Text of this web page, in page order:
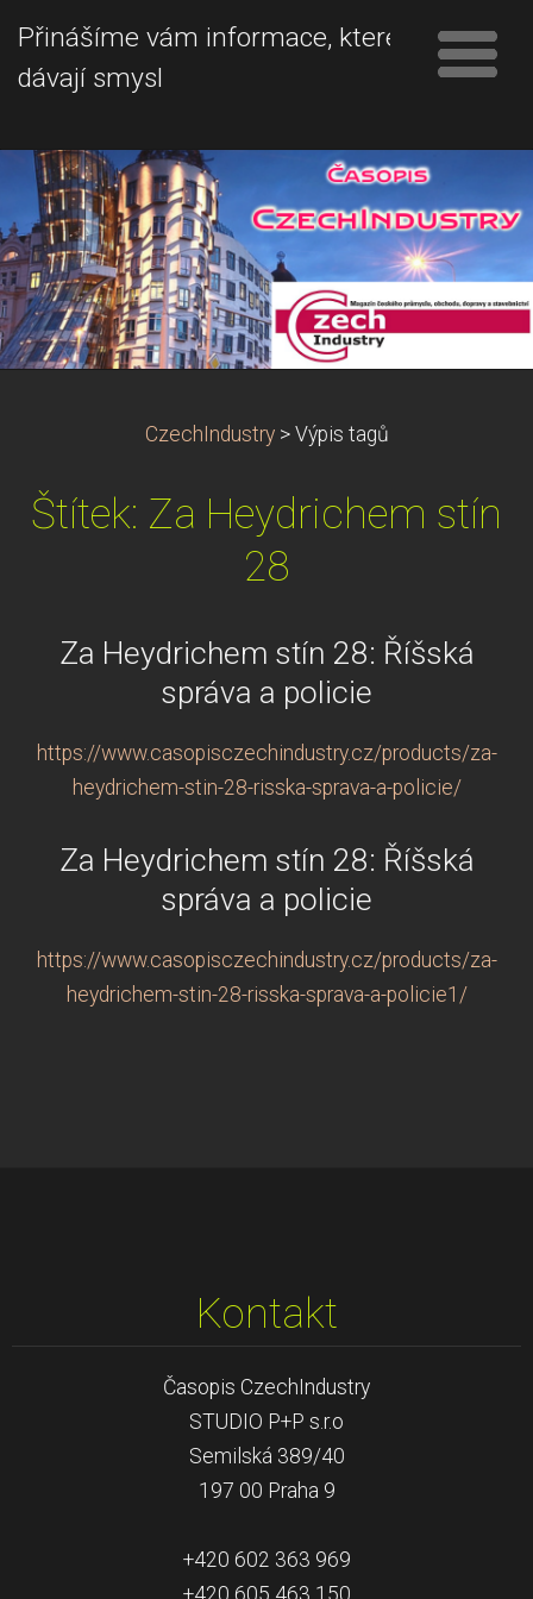
Přinášíme vám informace, které
dávají smysl
CzechIndustry > Výpis tagů
Štítek: Za Heydrichem stín
28
Za Heydrichem stín 28: Říšská
správa a policie
https://www.casopisczechindustry.cz/products/za-
heydrichem-stin-28-risska-sprava-a-policie/
Za Heydrichem stín 28: Říšská
správa a policie
https://www.casopisczechindustry.cz/products/za-
heydrichem-stin-28-risska-sprava-a-policie1/
Kontakt
Časopis CzechIndustry
STUDIO P+P s.r.o
Semilská 389/40
197 00 Praha 9
+420 602 363 969
+420 605 463 150